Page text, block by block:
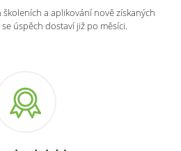
a aplikování nově získaných
úspěch dostaví již po měsíci.